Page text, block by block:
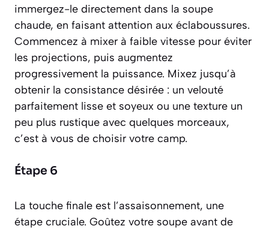
immergez-le directement dans la soupe
chaude, en faisant attention aux éclaboussures.
Commencez à mixer à faible vitesse pour éviter
les projections, puis augmentez
progressivement la puissance. Mixez jusqu’à
obtenir la consistance désirée : un velouté
parfaitement lisse et soyeux ou une texture un
peu plus rustique avec quelques morceaux,
c’est à vous de choisir votre camp.
Étape 6
La touche finale est l’assaisonnement, une
étape cruciale. Goûtez votre soupe avant de